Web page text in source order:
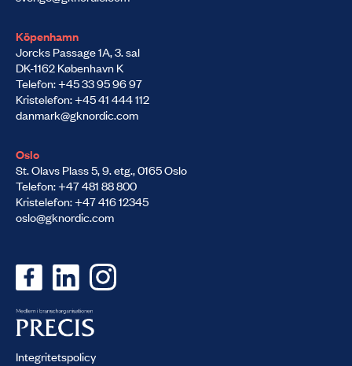
Köpenhamn
Jorcks Passage 1A, 3. sal
DK-1162 København K
Telefon: +45 33 95 96 97
Kristelefon: +45 41 444 112
danmark@gknordic.com
Oslo
St. Olavs Plass 5, 9. etg., 0165 Oslo
Telefon: +47 481 88 800
Kristelefon: +47 416 12345
oslo@gknordic.com
Integritetspolicy